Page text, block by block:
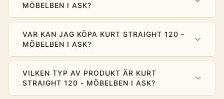
MÖBELBEN I ASK?
VAR KAN JAG KÖPA KURT STRAIGHT 120 -
MÖBELBEN I ASK?
VILKEN TYP AV PRODUKT ÄR KURT
STRAIGHT 120 - MÖBELBEN I ASK?